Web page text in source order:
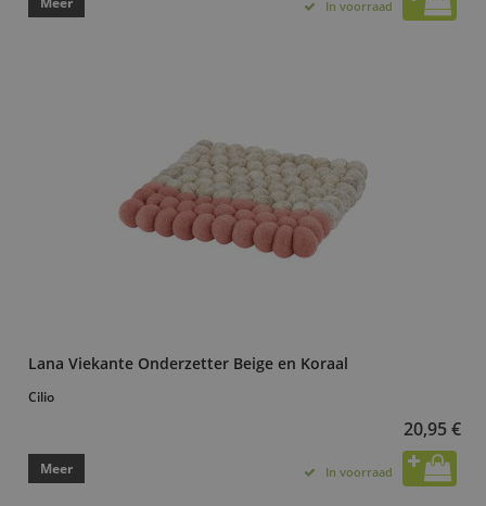
In voorraad
Lana Viekante Onderzetter Beige en Koraal
Cilio
20,95 €
Meer In voorraad